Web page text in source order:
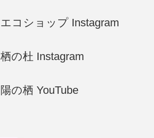
エコショップ Instagram
栖の杜 Instagram
陽の栖 YouTube